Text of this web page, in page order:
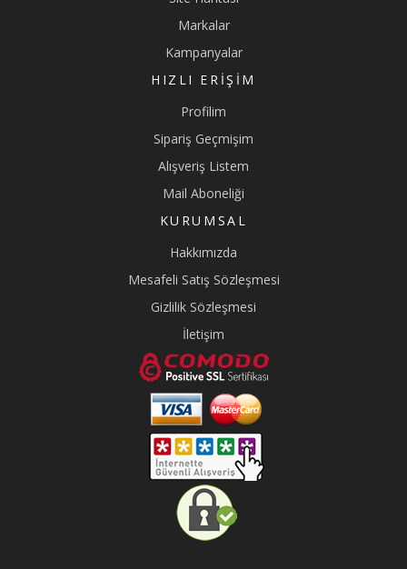
Markalar
Kampanyalar
HIZLI ERIŞIM
Profilim
Sipariş Geçmişim
Alışveriş Listem
Mail Aboneliği
KURUMSAL
Hakkımızda
Mesafeli Satış Sözleşmesi
Gizlilik Sözleşmesi
İletişim